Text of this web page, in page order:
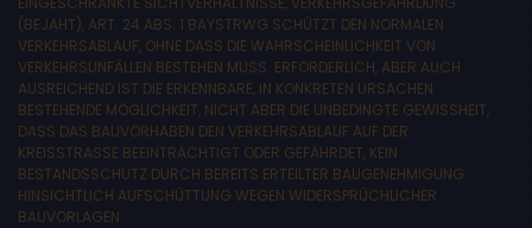
BEJAHT), ART. 24 ABS. 1 BAYSTRWG SCHÜTZT DEN NORMALEN V
ERKEHRSABLAUF, OHNE DASS DIE WAHRSCHEINLICHKEIT VON V
ERKEHRSUNFÄLLEN BESTEHEN MUSS. ERFORDERLICH, ABER AUCH A
USREICHEND IST DIE ERKENNBARE, IN KONKRETEN URSACHEN B
ESTEHENDE MÖGLICHKEIT, NICHT ABER DIE UNBEDINGTE GEWISSHEIT, D
ASS DAS BAUVORHABEN DEN VERKEHRSABLAUF AUF DER K
REISSTRASSE BEEINTRÄCHTIGT ODER GEFÄHRDET, KEIN BE
STANDSSCHUTZ DURCH BEREITS ERTEILTER BAUGENEHMIGUNG HI
NSICHTLICH AUFSCHÜTTUNG WEGEN WIDERSPRÜCHLICHER BA
UVORLAGEN